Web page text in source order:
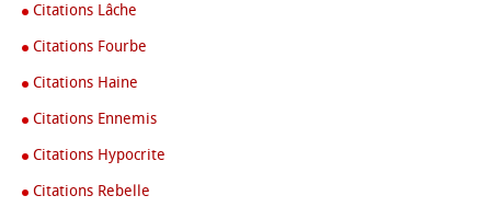
Citations Lâche
Citations Fourbe
Citations Haine
Citations Ennemis
Citations Hypocrite
Citations Rebelle